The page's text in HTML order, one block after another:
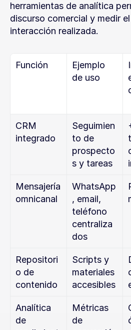
herramientas de analítica
discurso comercial y medir
interacción realizada.
Función
Ejemplo
de uso
CRM
integrado
Seguimien
to de
prospecto
s y tareas
Mensajería
omnicanal
WhatsApp
, email,
teléfono
centraliza
dos
Repositori
o de
contenido
Scripts y
materiales
accesibles
Analítica
de
Métricas
de